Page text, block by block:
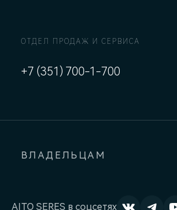
AITO SERES в соцсетях
ОТДЕЛ ПРОДАЖ И СЕРВИСА
+7 (351) 700-1-700
ВЛАДЕЛЬЦАМ